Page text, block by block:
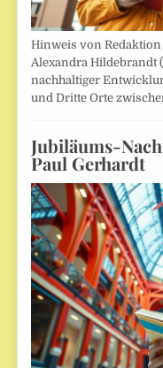
Hinweis von
Alexandra Hildebrandt
nachhaltiger
und Dritte Orte
Jubiläums-
Paul Gerhardt